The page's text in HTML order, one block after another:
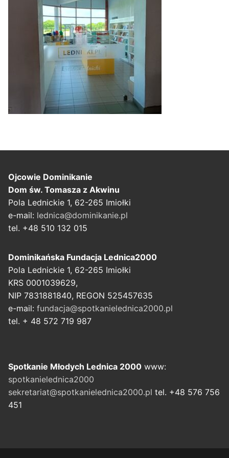
Ojcowie Dominikanie
Dom św. Tomasza z Akwinu
Pola Lednickie 1, 62-265 Imiołki
e-mail: lednica@dominikanie.pl
tel. +48 510 132 015
Dominikańska Fundacja Lednica2000
Pola Lednickie 1, 62-265 Imiołki
KRS 0001039629,
NIP 7831881840, REGON 525457635
e-mail: fundacja@spotkanielednica2000.pl
tel. + 48 572 719 987
Spotkanie Młodych Lednica 2000 www:
spotkanielednica2000
sekretariat@spotkanielednica2000.pl tel. +48 576 756
451